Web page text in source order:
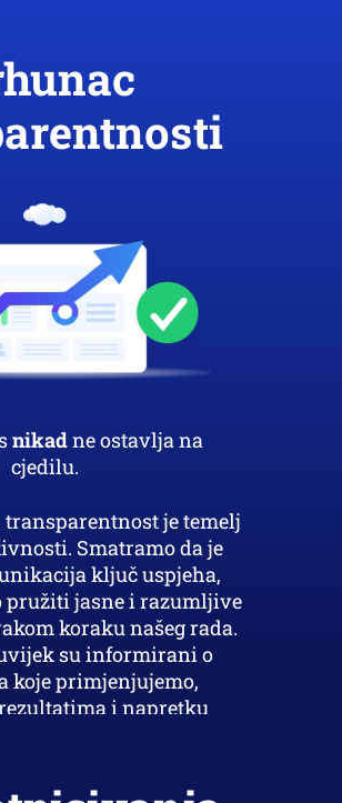
nikadne ostavlja na
cjedilu.
transparentnost je temelj
Smatramo da je
ključ uspjeha,
pružiti jasne i razumljive
koraku našeg rada.
su informirani o
koje primjenjujemo,
i napretku